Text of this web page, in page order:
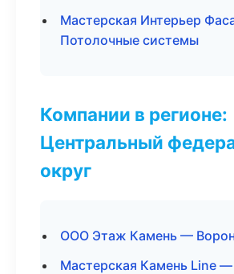
Мастерская Интерьер
Потолочные системы
Компании в регионе:
Центральный
округ
ООО Этаж Камень —
Мастерская Камень Line —